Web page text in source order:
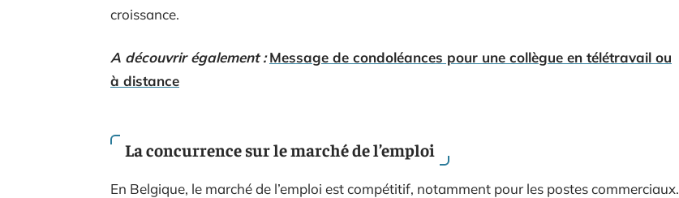
croissance.
A découvrir également : Message de condoléances pour une collègue en télétravail ou
à distance
La concurrence sur le marché de l’emploi
En Belgique, le marché de l’emploi est compétitif, notamment pour les postes commerciaux.